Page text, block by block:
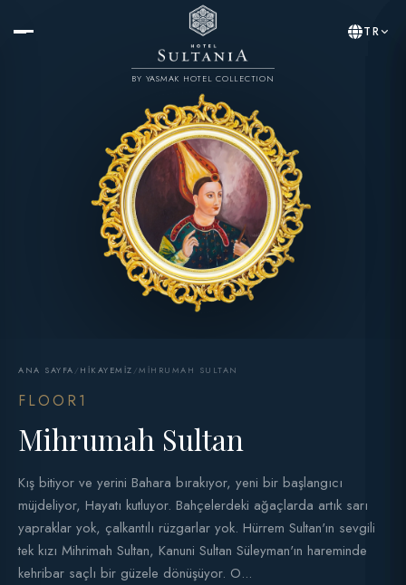
BY YASMAK HOTEL COLLECTION
TR
ANA SAYFA / HIKAYEMIZ /MIHRUMAH SULTAN
FLOOR1
Mihrumah Sultan
Kış bitiyor ve yerini Bahara bırakıyor, yeni bir başlangıcı
müjdeliyor, Hayatı kutluyor. Bahçelerdeki ağaçlarda artık sarı
yapraklar yok, çalkantılı rüzgarlar yok. Hürrem Sultan'ın sevgili
tek kızı Mihrimah Sultan, Kanuni Sultan Süleyman'ın hareminde
kehribar saçlı bir güzele dönüşüyor. O...